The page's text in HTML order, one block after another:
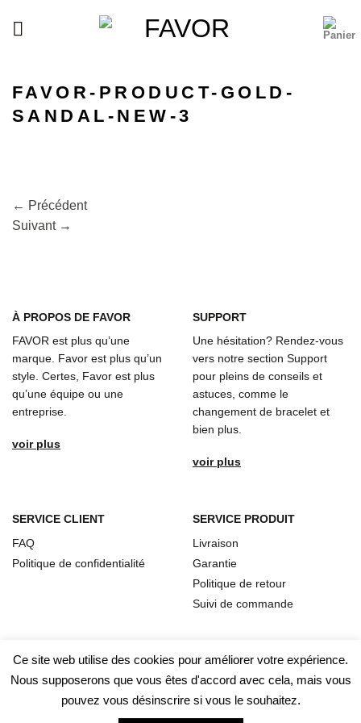
FAVOR-PRODUCT-GOLD-
SANDAL-NEW-3
← Précédent
Suivant →
À PROPOS DE FAVOR
FAVOR est plus qu’une
marque. Favor est plus qu’un
style. Certes, Favor est plus
qu’une équipe ou une
entreprise.
voir plus
SUPPORT
Une hésitation? Rendez-vous
vers notre section Support
pour pleins de conseils et
astuces, comme le
changement de bracelet et
bien plus.
voir plus
SERVICE CLIENT
FAQ
Politique de confidentialité
SERVICE PRODUIT
Livraison
Garantie
Politique de retour
Suivi de commande
Ce site web utilise des cookies pour améliorer votre expérience.
Nous supposerons que vous êtes d'accord avec cela, mais vous
pouvez vous désinscrire si vous le souhaitez.